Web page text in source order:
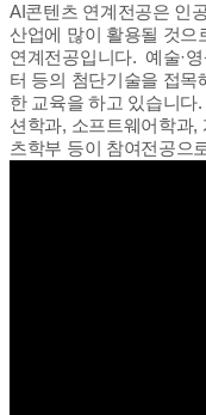
AI콘텐츠 연계전공은 인
산업에 많이 활용될 것으
연계전공입니다. 예술·
터 등의 첨단기술을 접목
한 교육을 하고 있습니
션학과, 소프트웨어학과,
츠학부 등이 참여전공으